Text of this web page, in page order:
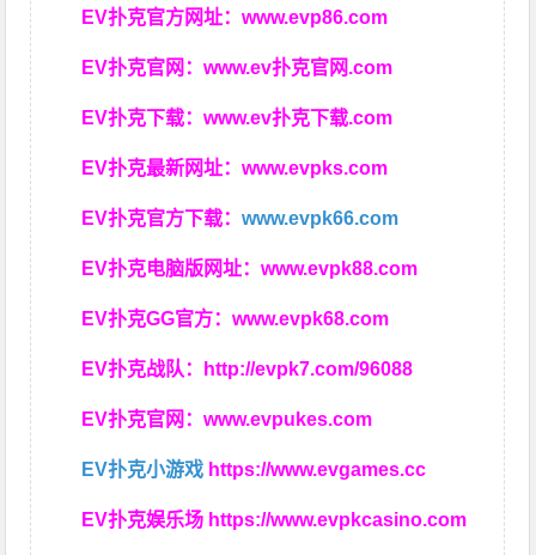
EV扑克官方网址：www.evp86.com
EV扑克官网：www.ev扑克官网.com
EV扑克下载：www.ev扑克下载.com
EV扑克最新网址：www.evpks.com
EV扑克官方下载：www.evpk66.com
EV扑克电脑版网址：www.evpk88.com
EV扑克GG官方：www.evpk68.com
EV扑克战队： http://evpk7.com/96088
EV扑克官网：www.evpukes.com
EV扑克小游戏 https://www.evgames.cc
EV扑克娱乐场 https://www.evpkcasino.com